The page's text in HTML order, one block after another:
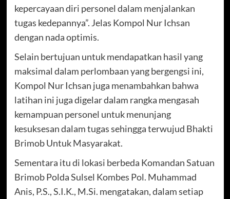
kepercayaan diri personel dalam menjalankan
tugas kedepannya”. Jelas Kompol Nur Ichsan
dengan nada optimis.
Selain bertujuan untuk mendapatkan hasil yang
maksimal dalam perlombaan yang bergengsi ini,
Kompol Nur Ichsan juga menambahkan bahwa
latihan ini juga digelar dalam rangka mengasah
kemampuan personel untuk menunjang
kesuksesan dalam tugas sehingga terwujud Bhakti
Brimob Untuk Masyarakat.
Sementara itu di lokasi berbeda Komandan Satuan
Brimob Polda Sulsel Kombes Pol. Muhammad
Anis, P.S., S.I.K., M.Si. mengatakan, dalam setiap